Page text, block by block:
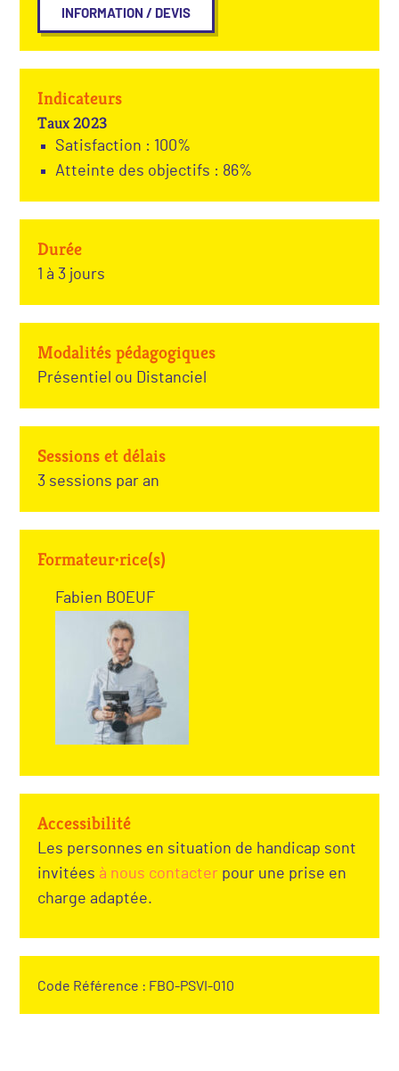
INFORMATION / DEVIS
Indicateurs
Taux 2023
Satisfaction : 100%
Atteinte des objectifs : 86%
Durée
1 à 3 jours
Modalités pédagogiques
Présentiel ou Distanciel
Sessions et délais
3 sessions par an
Formateur·rice(s)
Fabien BOEUF
Accessibilité
Les personnes en situation de handicap sont
invitées à nous contacter pour une prise en
charge adaptée.
Code Référence : FBO-PSVI-010